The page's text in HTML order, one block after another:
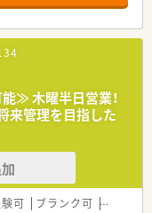
にあり、通勤にも便利
20科目を応需し、1日
営しており、在宅の居
員募集であり、店舗の充
。
方や、事務員在籍環境下
。
≫ 木曜半日営業！
来管理を目指した
可 ブランク可 残業な